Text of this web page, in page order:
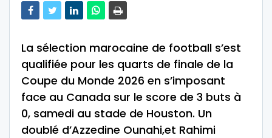
La sélection marocaine de football s’est
qualifiée pour les quarts de finale de la
Coupe du Monde 2026 en s’imposant
face au Canada sur le score de 3 buts à
0, samedi au stade de Houston. Un
doublé d’Azzedine Ounahi,et Rahimi